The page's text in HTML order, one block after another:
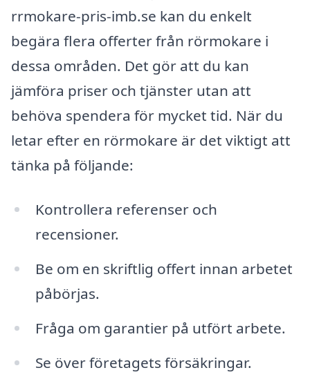
rrmokare-pris-imb.se kan du enkelt
begära flera offerter från rörmokare i
dessa områden. Det gör att du kan
jämföra priser och tjänster utan att
behöva spendera för mycket tid. När du
letar efter en rörmokare är det viktigt att
tänka på följande:
Kontrollera referenser och
recensioner.
Be om en skriftlig offert innan arbetet
påbörjas.
Fråga om garantier på utfört arbete.
Se över företagets försäkringar.